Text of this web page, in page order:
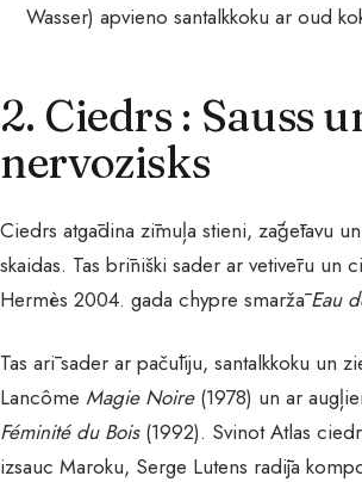
Wasser) apvieno santalkkoku ar oud
2. Ciedrs : Sauss
nervozisks
Ciedrs atgādina zīmuļa stieni, zāģētavu
skaidas. Tas brīniški sader ar vetivēru un
Hermès 2004. gada chypre smaržāEau
Tas arī sader ar pačūliju, santalkkoku un
Lancôme Magie Noire(1978) un ar
Féminité du Bois(1992). Svinot Atlas
izsauc Maroku, Serge Lutens radīja